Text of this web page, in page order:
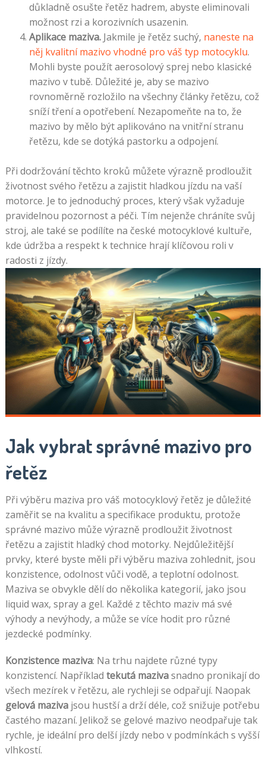
důkladně osušte řetěz hadrem, abyste eliminovali
možnost rzi a korozivních usazenin.
Aplikace maziva.Jakmile je řetěz suchý, naneste na
něj kvalitní mazivo vhodné pro váš typ motocyklu.
Mohli byste použít aerosolový sprej nebo klasické
mazivo v tubě. Důležité je, aby se mazivo
rovnoměrně rozložilo na všechny články řetězu, což
sníží tření a opotřebení. Nezapomeňte na to, že
mazivo by mělo být aplikováno na vnitřní stranu
řetězu, kde se dotýká pastorku a odpojení.
Při dodržování těchto kroků můžete výrazně prodloužit
životnost svého řetězu a zajistit hladkou jízdu na vaší
motorce. Je to jednoduchý proces, který však vyžaduje
pravidelnou pozornost a péči. Tím nejenže chráníte svůj
stroj, ale také se podílíte na české motocyklové kultuře,
kde údržba a respekt k technice hrají klíčovou roli v
radosti z jízdy.
Jak vybrat správné mazivo pro
řetěz
Při výběru maziva pro váš motocyklový řetěz je důležité
zaměřit se na kvalitu a specifikace produktu, protože
správné mazivo může výrazně prodloužit životnost
řetězu a zajistit hladký chod motorky. Nejdůležitější
prvky, které byste měli při výběru maziva zohlednit, jsou
konzistence, odolnost vůči vodě, a teplotní odolnost.
Maziva se obvykle dělí do několika kategorií, jako jsou
liquid wax, spray a gel. Každé z těchto maziv má své
výhody a nevýhody, a může se více hodit pro různé
jezdecké podmínky.
Konzistence maziva: Na trhu najdete různé typy
konzistencí. Například tekutá mazivasnadno pronikají do
všech mezírek v řetězu, ale rychleji se odpařují. Naopak
gelová mazivajsou hustší a drží déle, což snižuje potřebu
častého mazaní. Jelikož se gelové mazivo neodpařuje tak
rychle, je ideální pro delší jízdy nebo v podmínkách s vyšší
vlhkostí.